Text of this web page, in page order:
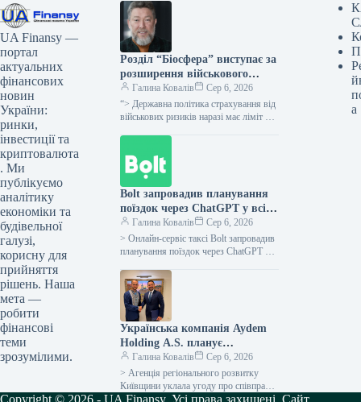
UA Finansy —
портал
актуальних
фінансових
новин
України:
ринки,
інвестиції та
криптовалюта
. Ми
публікуємо
аналітику
економіки та
будівельної
галузі,
корисну для
прийняття
рішень. Наша
мета —
робити
фінансові
теми
зрозумілими.
Розділ “Біосфера” виступає за
розширення військового
страхування на товари та
сировину, а також за
запровадження мораторію на
Галина Ковалів
Сер 6, 2026
“> Державна політика страхування від
військових ризиків наразі має ліміт у
Bolt запровадив планування
поїздок через ChatGPT у всіх
країнах, де працює.
Галина Ковалів
Сер 6, 2026
> Онлайн-сервіс таксі Bolt запровадив
планування поїздок через ChatGPT в
включаючи Україну. Згідно з
пресрелізом компанії,…
Українська компанія Aydem
Holding A.S. планує
будівництво відновлюваних
джерел енергії потужністю до
100 МВт на Київщині –
Галина Ковалів
Сер 6, 2026
> Агенція регіонального розвитку
Київщини уклала угоду про співпрацю
з Aydem Holding A.S., одним із
а
Copyright © 2026 - UA Finansy. Усі права захищені. Сайт